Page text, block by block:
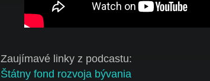
Zaujímavé linky z podcastu:
Štátny fond rozvoja bývania